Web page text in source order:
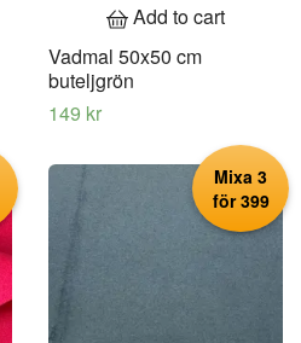
Add to cart
Vadmal 50x50 cm
buteljgrön
149 kr
Mixa 3
för 399